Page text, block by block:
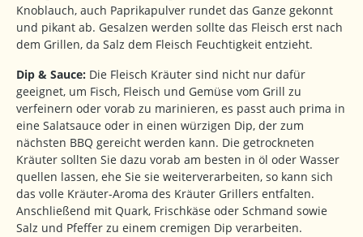
Knoblauch, auch Paprikapulver rundet das Ganze gekonnt
und pikant ab. Gesalzen werden sollte das Fleisch erst nach
dem Grillen, da Salz dem Fleisch Feuchtigkeit entzieht.
Dip & Sauce: Die Fleisch Kräuter sind nicht nur dafür
geeignet, um Fisch, Fleisch und Gemüse vom Grill zu
verfeinern oder vorab zu marinieren, es passt auch prima in
eine Salatsauce oder in einen würzigen Dip, der zum
nächsten BBQ gereicht werden kann. Die getrockneten
Kräuter sollten Sie dazu vorab am besten in öl oder Wasser
quellen lassen, ehe Sie sie weiterverarbeiten, so kann sich
das volle Kräuter-Aroma des Kräuter Grillers entfalten.
Anschließend mit Quark, Frischkäse oder Schmand sowie
Salz und Pfeffer zu einem cremigen Dip verarbeiten.